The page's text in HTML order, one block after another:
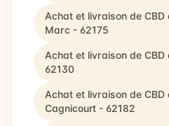
Achat et livraison de CBD
Marc - 62175
Achat et livraison de CBD
62130
Achat et livraison de
Cagnicourt - 62182